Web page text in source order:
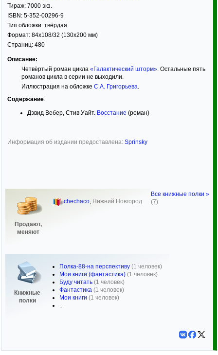
Тираж: 7000 экз.
ISBN: 5-352-00296-9
Тип обложки: твёрдая
Формат: 84x108/32 (130x200 мм)
Страниц: 480
Описание:
Четвёртый роман цикла «Галактический шторм». Остальные пять
романов цикла в серии не выходили.
Иллюстрация на обложке С.А. Григорьева.
Содержание:
Дэвид Вебер, Стив Уайт. Восстание (роман)
Информация об издании предоставлена: Sprinsky
Продают,
меняют
chechaco, Нижний Новгород
Книжные
полки
Полка-88-на перспективу (1 человек)
Мои книги (фантастика) (1 человек)
Буду читать (1 человек)
Фантастика (1 человек)
Мои книги (1 человек)
...
Все книжные полки »
(7)